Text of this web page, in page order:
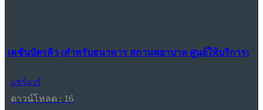
เคชันบัตรคิว (สำหรับธนาคาร สถานพยาบาล ศูนย์ให้บริการ)
แชร์แวร์
ดาวน์โหลด : 16